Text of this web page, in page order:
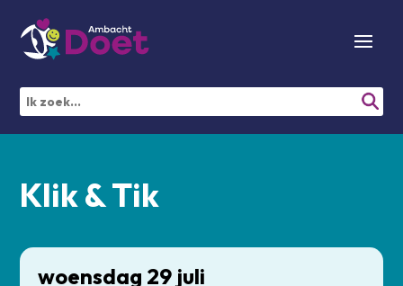
Klik & Tik
woensdag 29 juli